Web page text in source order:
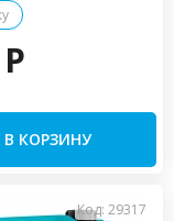
В КОРЗИНУ
Код: 29317